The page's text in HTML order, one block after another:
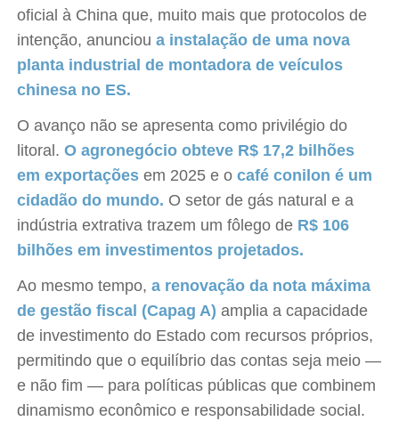
oficial à China que, muito mais que protocolos de
intenção, anuncioua instalação de uma nova
planta industrial de montadora de veículos
chinesa no ES.
O avanço não se apresenta como privilégio do
litoral.O agronegócio obteve R$ 17,2 bilhões
em exportações em 2025 e ocafé conilon é um
cidadão do mundo. O setor de gás natural e a
indústria extrativa trazem um fôlego de R$ 106
bilhões em investimentos projetados.
Ao mesmo tempo,a renovação da nota máxima
de gestão fiscal (Capag A) amplia a capacidade
de investimento do Estado com recursos próprios,
permitindo que o equilíbrio das contas seja meio —
e não fim — para políticas públicas que combinem
dinamismo econômico e responsabilidade social.